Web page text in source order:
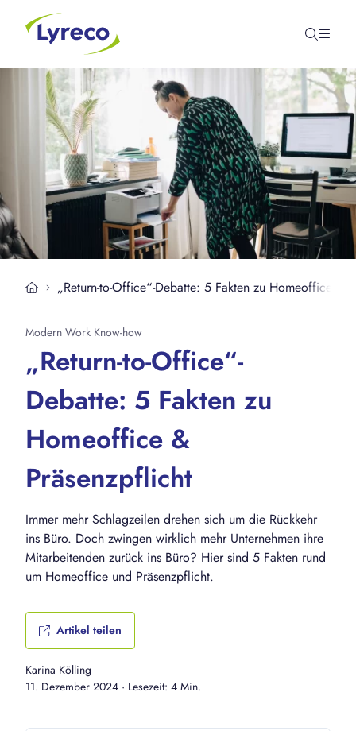
„Return-to-Office“-Debatte: 5 Fakten zu Homeoffice &
Modern Work Know-how
„Return-to-Office“-
Debatte: 5 Fakten zu
Homeoffice &
Präsenzpflicht
Immer mehr Schlagzeilen drehen sich um die Rückkehr
ins Büro. Doch zwingen wirklich mehr Unternehmen ihre
Mitarbeitenden zurück ins Büro? Hier sind 5 Fakten rund
um Homeoffice und Präsenzpflicht.
Artikel teilen
Karina Kölling
11. Dezember 2024 · Lesezeit: 4 Min.